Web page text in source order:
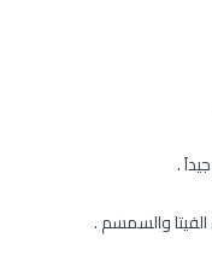
.
والسمسم .